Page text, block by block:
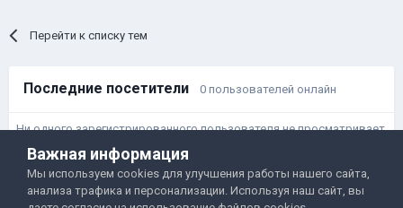
Перейти к списку тем
Последние посетители 0 пользователей онлайн
Ни одного зарегистрированного пользователя не просматривает
данную страницу
Важная информация
Мы используем cookies для улучшения работы нашего сайта,
анализа трафика и персонализации. Используя наш сайт, вы